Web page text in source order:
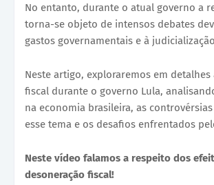
No entanto, durante o atual governo a
torna-se objeto de intensos debates
gastos governamentais e à
Neste artigo, exploraremos em
fiscal durante o governo Lula,
na economia brasileira, as
esse tema e os desafios enfrentados
Neste vídeo falamos a respeito dos
desoneração fiscal!